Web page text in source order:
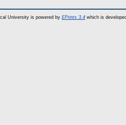
University is powered by EPrints 3.4 which is